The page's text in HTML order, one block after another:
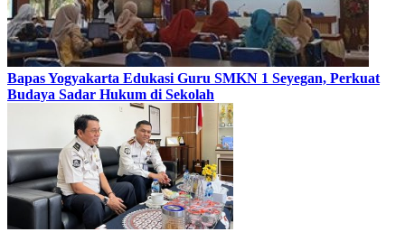
Bapas Yogyakarta Edukasi Guru SMKN 1 Seyegan, Perkuat
Budaya Sadar Hukum di Sekolah